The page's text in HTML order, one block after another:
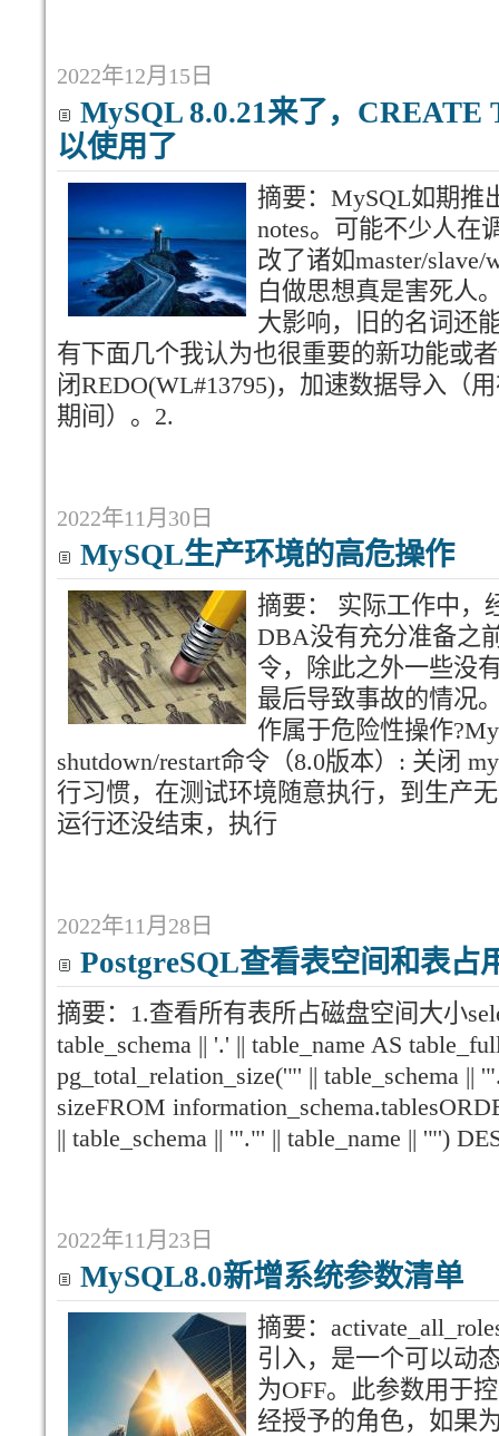
2022年12月15日
MySQL 8.0.21来了，
以使用了
摘要：MySQL如期推
notes。可能不少人在
改了诸如master/
白做思想真是害死人
大影响，旧的名词还
有下面几个我认为也很重要的新功能或
闭REDO(WL#13795)，加速数据导入（
期间）。2.
2022年11月30日
MySQL生产环境的高危操作
摘要： 实际工作中，
DBA没有充分准备之
令，除此之外一些没
最后导致事故的情况
作属于危险性操作
shutdown/restart命令（8.0版本）: 关闭
行习惯，在测试环境随意执行，到生产
运行还没结束，执行
2022年11月28日
PostgreSQL查看表空间和表占
摘要：1.查看所有表所占磁盘空间大小
table_schema || '.' || table_name AS
pg_total_relation_size('"' || table_schema ||
sizeFROM
|| table_schema || '"."' || table_name || '"')
2022年11月23日
MySQL8.0新增系统参数清单
摘要：
引入，是一个可以动
为OFF。此参数用于
经授予的角色，如果